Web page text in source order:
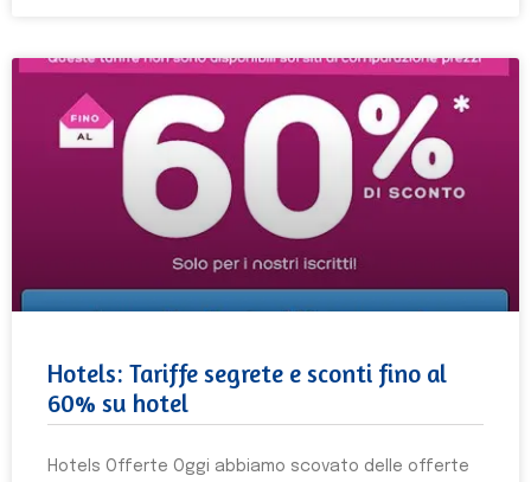
Hotels: Tariffe segrete e sconti fino al
60% su hotel
Hotels Offerte Oggi abbiamo scovato delle offerte